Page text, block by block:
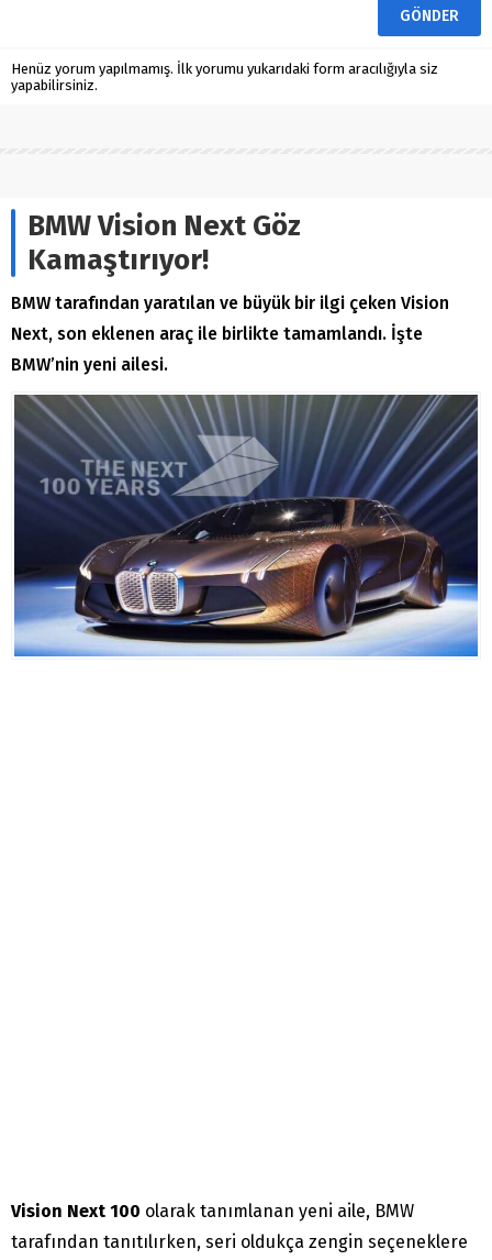
Henüz yorum yapılmamış. İlk yorumu yukarıdaki form aracılığıyla siz
yapabilirsiniz.
BMW Vision Next Göz
Kamaştırıyor!
BMW tarafından yaratılan ve büyük bir ilgi çeken Vision
Next, son eklenen araç ile birlikte tamamlandı. İşte
BMW’nin yeni ailesi.
Vision Next 100 olarak tanımlanan yeni aile, BMW
tarafından tanıtılırken, seri oldukça zengin seçeneklere